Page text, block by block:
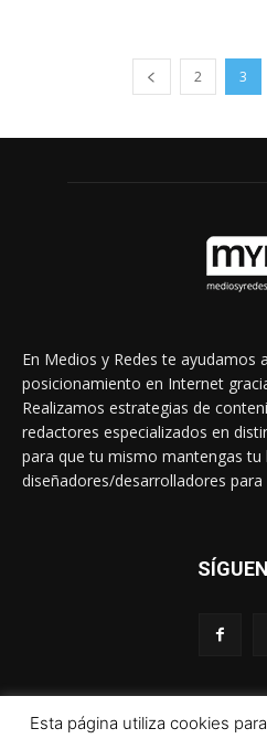
2 3
En Medios y Redes te ayudamos
posicionamiento en Internet
Realizamos estrategias de
redactores especializados en
para que tu mismo mantengas tu
diseñadores/desarrolladores
Esta página utiliza cookies